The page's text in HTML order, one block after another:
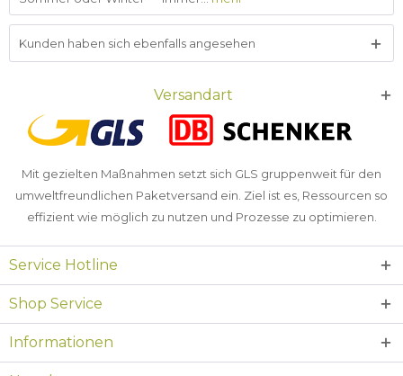
Kunden haben sich ebenfalls angesehen
Versandart
Mit gezielten Maßnahmen setzt sich GLS gruppenweit für den
umweltfreundlichen Paketversand ein. Ziel ist es, Ressourcen so
effizient wie möglich zu nutzen und Prozesse zu optimieren.
Service Hotline
Shop Service
Informationen